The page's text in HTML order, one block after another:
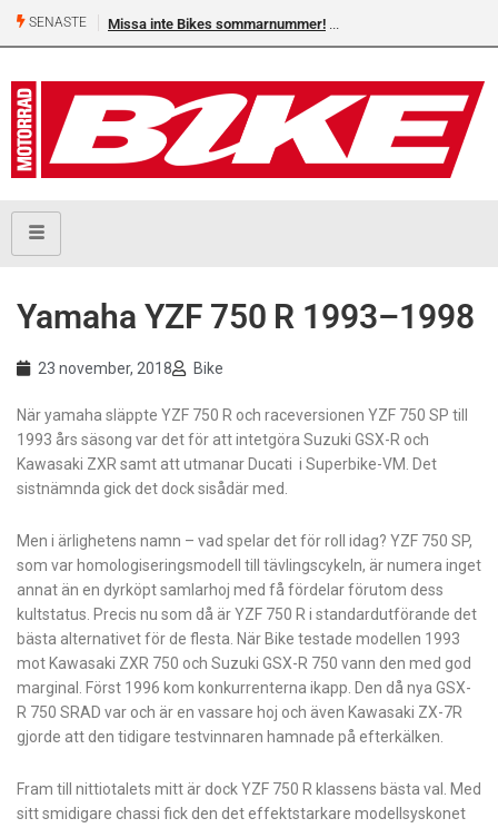
SENASTE Missa inte Bikes sommarnummer!
Yamaha YZF 750 R 1993–1998
23 november, 2018 Bike
När yamaha släppte YZF 750 R och raceversionen YZF 750 SP till
1993 års säsong var det för att intetgöra Suzuki GSX-R och
Kawasaki ZXR samt att utmanar Ducati i Superbike-VM. Det
sistnämnda gick det dock sisådär med.
Men i ärlighetens namn – vad spelar det för roll idag? YZF 750 SP,
som var homologiseringsmodell till tävlingscykeln, är numera inget
annat än en dyrköpt samlarhoj med få fördelar förutom dess
kultstatus. Precis nu som då är YZF 750 R i standardutförande det
bästa alternativet för de flesta. När Bike testade modellen 1993
mot Kawasaki ZXR 750 och Suzuki GSX-R 750 vann den med god
marginal. Först 1996 kom konkurrenterna ikapp. Den då nya ­GSX-
R 750 SRAD var och är en vassare hoj och även Kawasaki ZX-7R
gjorde att den tidigare testvinnaren hamnade på efterkälken.
Fram till nittiotalets mitt är dock YZF 750 R klassens bästa val. Med
sitt smidigare chassi fick den det effektstarkare modellsyskonet